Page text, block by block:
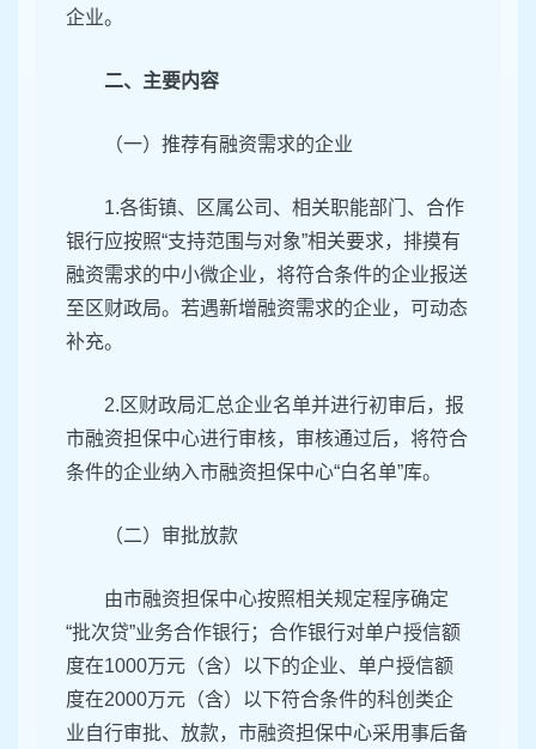
企业。
二、主要内容
（一）推荐有融资需求的企业
1.各街镇、区属公司、相关职能部门、合作
银行应按照“支持范围与对象”相关要求，排摸有
融资需求的中小微企业，将符合条件的企业报送
至区财政局。若遇新增融资需求的企业，可动态
补充。
2.区财政局汇总企业名单并进行初审后，报
市融资担保中心进行审核，审核通过后，将符合
条件的企业纳入市融资担保中心“白名单”库。
（二）审批放款
由市融资担保中心按照相关规定程序确定
“批次贷”业务合作银行；合作银行对单户授信额
度在1000万元（含）以下的企业、单户授信额
度在2000万元（含）以下符合条件的科创类企
业自行审批、放款，市融资担保中心采用事后备